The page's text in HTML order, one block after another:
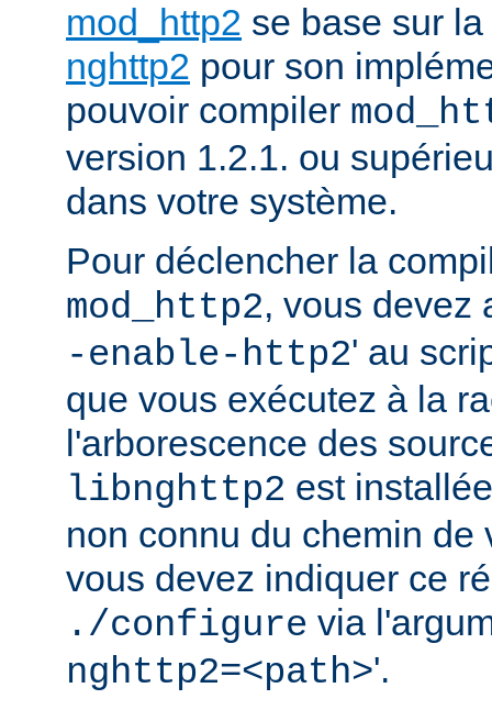
mod_http2 se base sur
nghttp2 pour son
pouvoir compiler
version 1.2.1. ou
dans votre système.
Pour déclencher la
mod_http2, vous devez
-enable-http2' au
que vous exécutez à la
l'arborescence des
libnghttp2 est
non connu du chemin de
vous devez indiquer ce
./configure via
nghttp2=<path>'.